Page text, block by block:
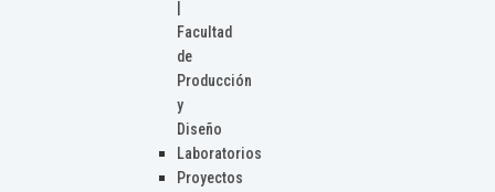
Facultad
de
Producción
y
Diseño
Laboratorios
Proyectos